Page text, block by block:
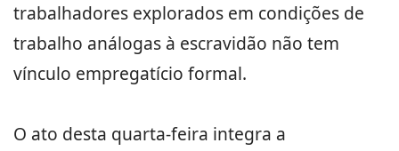
trabalhadores explorados em condições de
trabalho análogas à escravidão não tem
vínculo empregatício formal.
O ato desta quarta-feira integra a